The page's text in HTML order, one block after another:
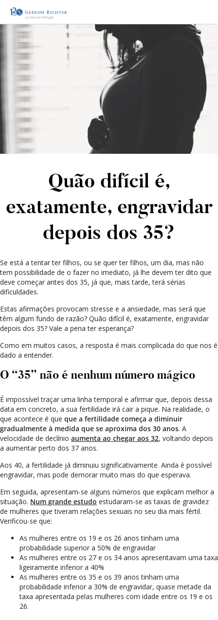
Quão difícil é,
exatamente, engravidar
depois dos 35?
Se está a tentar ter filhos, ou se quer ter filhos, um dia, mas não
tem possibilidade de o fazer no imediato, já lhe devem ter dito que
deve começar antes dos 35, já que, mais tarde, terá sérias
dificuldades.
Estas afirmações provocam stresse e a ansiedade, mas será que
têm algum fundo de razão? Quão difícil é, exatamente, engravidar
depois dos 35? Vale a pena ter esperança?
Como em muitos casos, a resposta é mais complicada do que nos é
dado a entender.
O “35” não é nenhum número mágico
É impossível traçar uma linha temporal e afirmar que, depois dessa
data em concreto, a sua fertilidade irá cair a pique. Na realidade, o
que acontece é que que a fertilidade começa a diminuir
gradualmente à medida que se aproxima dos 30 anos. A
velocidade de declínio aumenta ao chegar aos 32, voltando depois
a aumentar perto dos 37 anos.
Aos 40, a fertilidade já diminuiu significativamente. Ainda é possível
engravidar, mas pode demorar muito mais do que esperava.
Em seguida, apresentam-se alguns números que explicam melhor a
situação. Num grande estudo estudaram-se as taxas de gravidez
de mulheres que tiveram relações sexuais no seu dia mais fértil.
Verificou-se que:
As mulheres entre os 19 e os 26 anos tinham uma
probabilidade superior a 50% de engravidar
As mulheres entre os 27 e os 34 anos apresentavam uma taxa
ligeiramente inferior a 40%
As mulheres entre os 35 e os 39 anos tinham uma
probabilidade inferior a 30% de engravidar, quase metade da
taxa apresentada pelas mulheres com idade entre os 19 e os
26.